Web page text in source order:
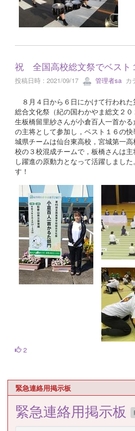
祝 全国高校総文祭でベスト
投稿日時 : 2021/09/17 管理者sa カ
８月４日から６日にかけて行われ
総合文化祭（紀の国わかやま総文２
生板橋留里紗さんが小倉百人一首か
の主将として参加し，ベスト１６の
城県チームは仙台東高校，宮城第一
校の３校混成チームで，板橋さんは
し躍進の原動力となって活躍しまし
す！
2
緊急連絡用掲示板
緊急連絡用掲示板